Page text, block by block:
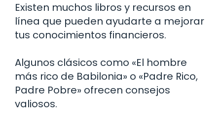
Existen muchos libros y recursos en
línea que pueden ayudarte a mejorar
tus conocimientos financieros.
Algunos clásicos como «El hombre
más rico de Babilonia» o «Padre Rico,
Padre Pobre» ofrecen consejos
valiosos.